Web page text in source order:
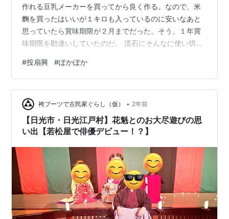
作れる豆乳メーカーを買ってから良く作る。なので、米
麴を買ったはいいが１キロも入っているのに安いなあと
思っていたら賞味期限が２月までだった。そう、１年賞
味期限を勘違いしていたのだ。 流石にそんなに使い切れ
た。 ちゃんと出来るかは分からないが、残りの米麹はと
りあえずチルド保存にした。 さて、今月はキヨちゃんと
くりりんの誕生日がある。それでいつもまとめてお祝い
するのだが、今日くりりんが休みになったので急遽今日
お祝いすることに。キヨちゃんのお祝いの品はすでに用
意していたので、とりあえずお寿司やケーキを買い…
#投扇興 #ぽかぽか
袴ブーツで古民家ぐらし（仮） • 2年前
【日光市・日光江戸村】花魁とのお大尽遊びの思
い出【若松屋で俳優デビュー！？】